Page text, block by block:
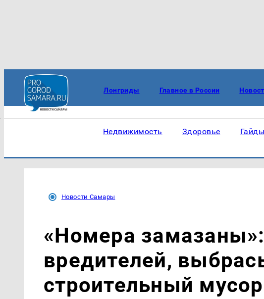
Лонгриды Главное в России
Недвижимость Здоровье
Новости Самары
«Номера
вредителей,
строительный